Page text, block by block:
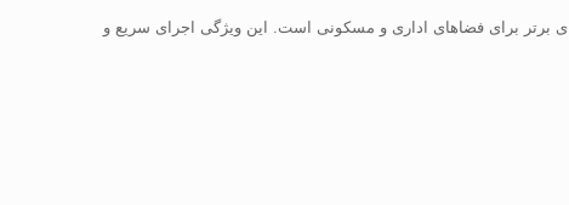
برتر برای فضاهای اداری و مسکونی است. این ویژگی اجرای سریع و